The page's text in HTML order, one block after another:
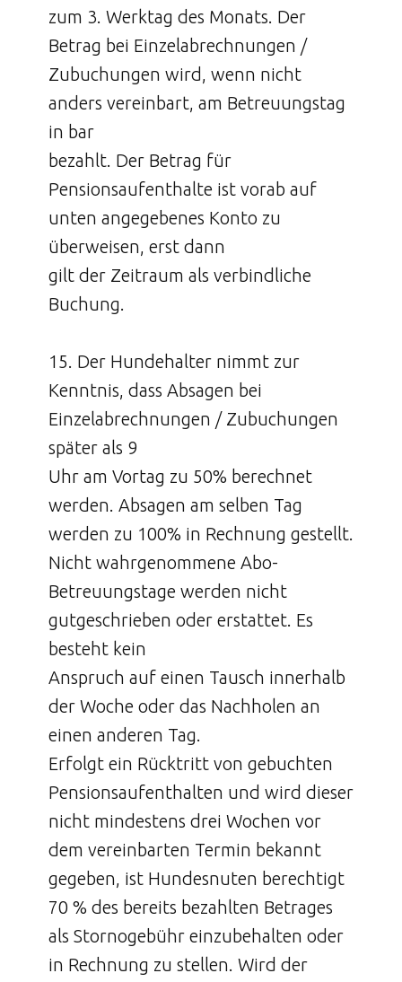
zum 3. Werktag des Monats. Der
Betrag bei Einzelabrechnungen /
Zubuchungen wird, wenn nicht
anders vereinbart, am Betreuungstag
in bar
bezahlt. Der Betrag für
Pensionsaufenthalte ist vorab auf
unten angegebenes Konto zu
überweisen, erst dann
gilt der Zeitraum als verbindliche
Buchung.
15. Der Hundehalter nimmt zur
Kenntnis, dass Absagen bei
Einzelabrechnungen / Zubuchungen
später als 9
Uhr am Vortag zu 50% berechnet
werden. Absagen am selben Tag
werden zu 100% in Rechnung gestellt.
Nicht wahrgenommene Abo-
Betreuungstage werden nicht
gutgeschrieben oder erstattet. Es
besteht kein
Anspruch auf einen Tausch innerhalb
der Woche oder das Nachholen an
einen anderen Tag.
Erfolgt ein Rücktritt von gebuchten
Pensionsaufenthalten und wird dieser
nicht mindestens drei Wochen vor
dem vereinbarten Termin bekannt
gegeben, ist Hundesnuten berechtigt
70 % des bereits bezahlten Betrages
als Stornogebühr einzubehalten oder
in Rechnung zu stellen. Wird der